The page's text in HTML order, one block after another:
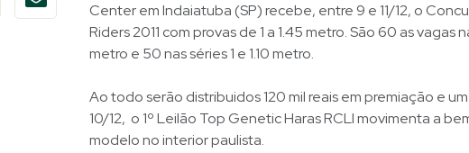
Center em Indaiatuba (SP) recebe, entre 9 e 11/12, o
Riders 2011 com provas de 1 a 1.45 metro. São 60 as vagas
metro e 50 nas séries 1 e 1.10 metro.
Ao todo serão distribuidos 120 mil reais em premiação e
10/12, o 1º Leilão Top Genetic Haras RCLI movimenta a
modelo no interior paulista.